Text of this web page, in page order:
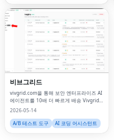
비브그리드
vivgrid.com을 통해 보안 엔터프라이즈 AI
에이전트를 10배 더 빠르게 배송 Vivgrid
는 인증, 모델 게이트웨이, 도구 제어, 비용
한 모든 기능을 제공합니다.
2026-05-14
A/B 테스트 도구
AI 코딩 어시스턴트